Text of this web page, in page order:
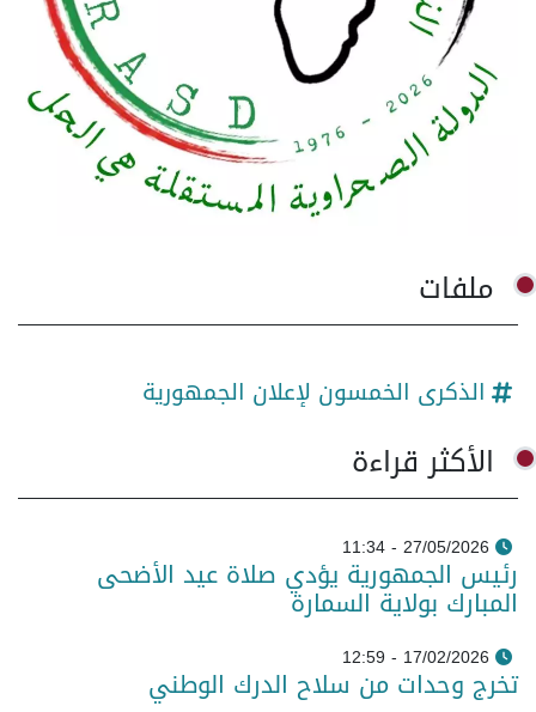
ملفات
الذكرى الخمسون لإعلان الجمهورية
الأكثر قراءة
27/05/2026 - 11:34
رئيس الجمهورية يؤدي صلاة عيد الأضحى
المبارك بولاية السمارة
17/02/2026 - 12:59
تخرج وحدات من سلاح الدرك الوطني